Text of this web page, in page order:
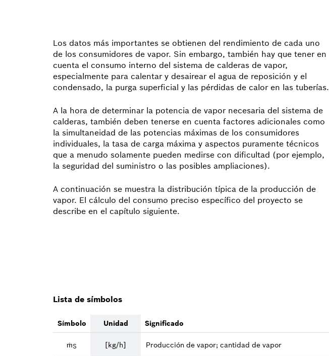
Los datos más importantes se obtienen del rendimiento de cada uno
de los consumidores de vapor. Sin embargo, también hay que tener en
cuenta el consumo interno del sistema de calderas de vapor,
especialmente para calentar y desairear el agua de reposición y el
condensado, la purga superficial y las pérdidas de calor en las tuberías.
A la hora de determinar la potencia de vapor necesaria del sistema de
calderas, también deben tenerse en cuenta factores adicionales como
la simultaneidad de las potencias máximas de los consumidores
individuales, la tasa de carga máxima y aspectos puramente técnicos
que a menudo solamente pueden medirse con dificultad (por ejemplo,
la seguridad del suministro o las posibles ampliaciones).
A continuación se muestra la distribución típica de la producción de
vapor. El cálculo del consumo preciso específico del proyecto se
describe en el capítulo siguiente.
Lista de símbolos
Símbolo Unidad Significado
ṁS [kg/h] Producción de vapor; cantidad de vapor